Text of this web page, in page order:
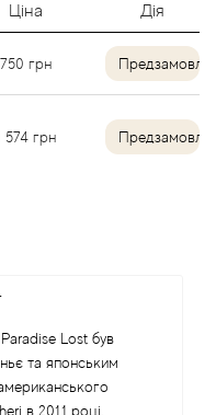
Ціна Дія
750 грн
574 грн
Lost був
та японським
в 2011 році.